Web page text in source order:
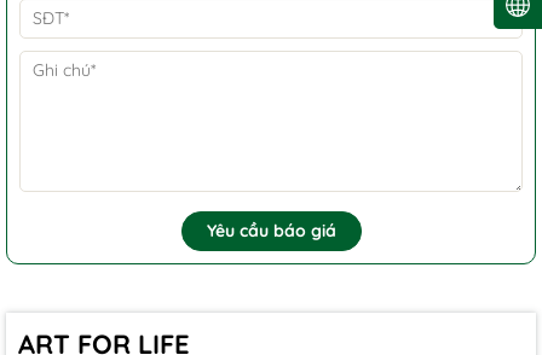
Yêu cầu báo giá
ART FOR LIFE